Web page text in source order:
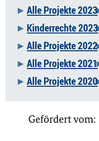
Alle Projekte 2023
Kinderrechte 2023
Alle Projekte 2022
Alle Projekte 2021
Alle Projekte 2020